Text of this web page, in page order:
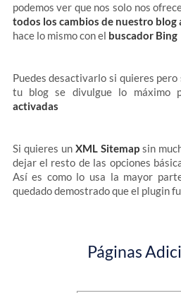
podemos ver que nos solo nos
todos los cambios de nuestro blog
hace lo mismo con el buscador Bing
Puedes desactivarlo si quieres
tu blog se divulgue lo máximo
activadas
Si quieres un XML Sitemap sin
dejar el resto de las opciones
Así es como lo usa la mayor
quedado demostrado que el plugin
Páginas